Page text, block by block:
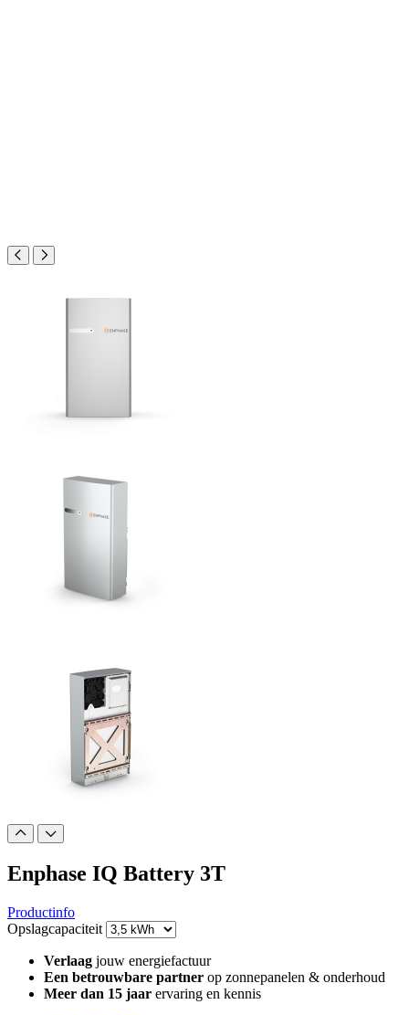
Enphase IQ Battery 3T
Productinfo
Opslagcapaciteit
Verlaag jouw energiefactuur
Een betrouwbare partner op zonnepanelen & onderhoud
Meer dan 15 jaar ervaring en kennis